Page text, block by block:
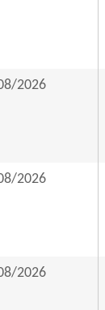
2026
2026
2026